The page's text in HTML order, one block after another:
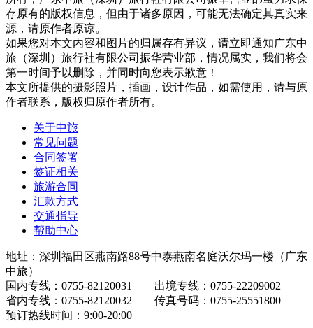
存原有的版权信息，但由于诸多原因，可能无法确定其真实来
源，请原作者原谅。
如果您对本文内容和图片的归属存有异议，请立即通知广东中
旅（深圳）旅行社有限公司振华营业部，情况属实，我们将会
第一时间予以删除，并同时向您表示歉意！
本文所提供的摄影照片，插画，设计作品，如需使用，请与原
作者联系，版权归原作者所有。
关于中旅
常见问题
合同签署
签证相关
旅游合同
汇款方式
交通指导
帮助中心
地址：深圳福田区燕南路88号中泰燕南名庭沃尔玛一楼（广东
中旅）
国内专线：0755-82120031 出境专线：0755-22209002
省内专线：0755-82120032 传真号码：0755-25551800
预订热线时间：9:00-20:00